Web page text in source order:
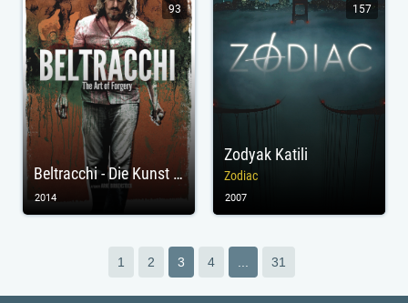
Beltracchi - Die Kunst der Fälschung
93
2014
Zodyak Katili
Zodiac
157
2007
1 2 3 4 31